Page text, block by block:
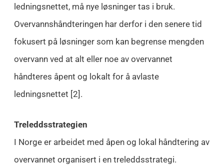
ledningsnettet, må nye løsninger tas i bruk.
Overvannshåndteringen har derfor i den senere tid
fokusert på løsninger som kan begrense mengden
overvann ved at alt eller noe av overvannet
håndteres åpent og lokalt for å avlaste
ledningsnettet [2].
Treleddsstrategien
I Norge er arbeidet med åpen og lokal håndtering av
overvannet organisert i en treleddsstrategi.